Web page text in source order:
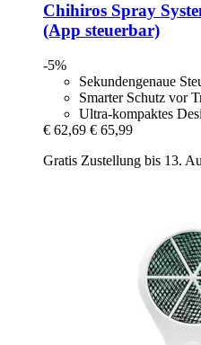
Chihiros Spray
(App steuerbar)
-5%
Sekundengenaue
Smarter Schutz vor
Ultra-kompaktes
€ 62,69 € 65,99
Gratis Zustellung bis 13.